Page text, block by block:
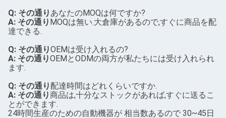
Q: その通り あなたのMOQは何ですか?
A: その通り MOQは無い.大倉庫があるので,すぐに商品を配
達できる.
Q: その通りOEMは受け入れるの?
A: その通りOEMとODMの両方が私たちには受け入れられ
ます.
Q: その通り 配達時間はどれくらいですか.
A: その通り商品は,十分なストックがあれば,すぐに送るこ
とができます.
24時間生産のための自動機器が 相当数あるので 30~45日